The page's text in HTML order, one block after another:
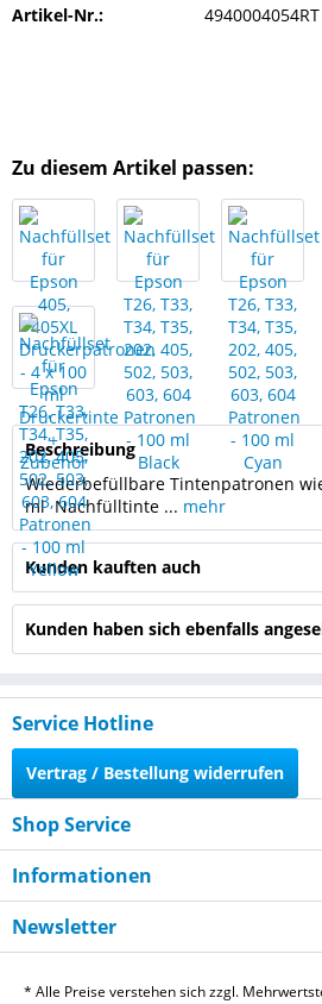
Artikel-Nr.: 4940004054RT
Zu diesem Artikel passen:
Beschreibung
Wiederbefüllbare Tintenpatronen
ml Nachfülltinte ... mehr
Kunden kauften auch
Kunden haben sich ebenfalls
Service Hotline
Vertrag / Bestellung widerrufen
Shop Service
Informationen
Newsletter
* Alle Preise verstehen sich zzgl.